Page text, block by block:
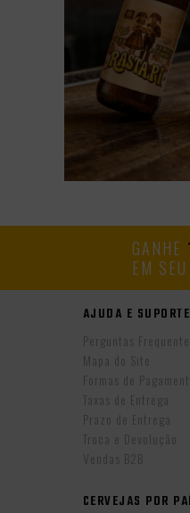
GANHE
EM
AJUDA E SUPORTE
Perguntas
Mapa do Site
Formas de
Taxas de Entrega
Prazo de Entrega
Troca e Devolução
Vendas B2B
CERVEJAS POR